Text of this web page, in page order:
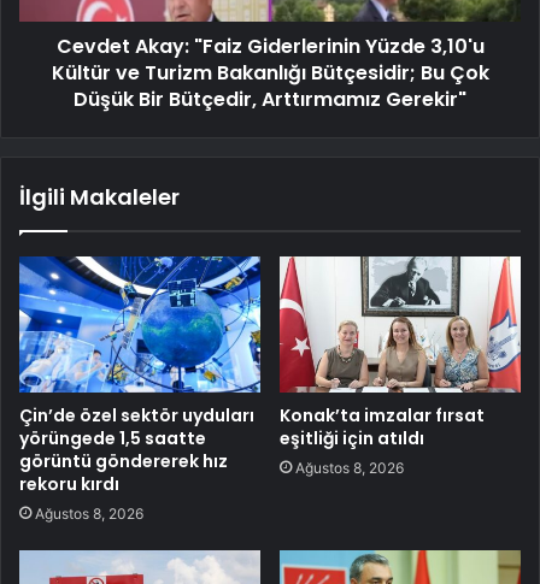
Cevdet Akay: "Faiz Giderlerinin Yüzde 3,10'u
Kültür ve Turizm Bakanlığı Bütçesidir; Bu Çok
Düşük Bir Bütçedir, Arttırmamız Gerekir"
İlgili Makaleler
Çin’de özel sektör uyduları
yörüngede 1,5 saatte
görüntü göndererek hız
rekoru kırdı
Ağustos 8, 2026
Konak’ta imzalar fırsat
eşitliği için atıldı
Ağustos 8, 2026